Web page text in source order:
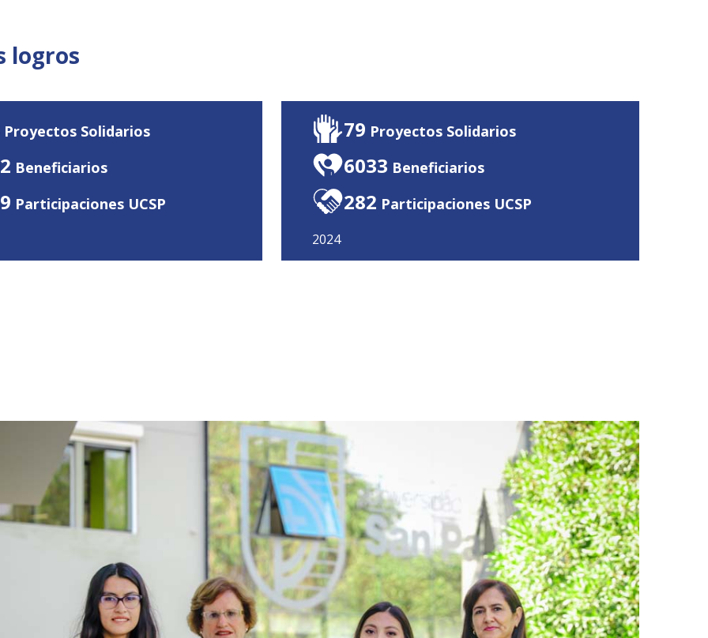
logros
Proyectos Solidarios
Beneficiarios
Participaciones UCSP
79 Proyectos Solidarios
6033 Beneficiarios
282 Participaciones UCSP
2024